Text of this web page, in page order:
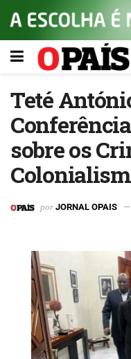
Teté
sobre os
por JORNAL OPAIS